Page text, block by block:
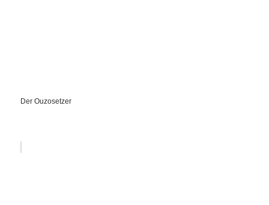
Der Ouzosetzer